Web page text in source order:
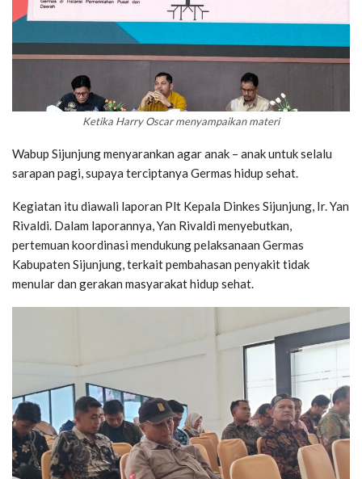
Ketika Harry Oscar menyampaikan materi
Wabup Sijunjung menyarankan agar anak – anak untuk selalu
sarapan pagi, supaya terciptanya Germas hidup sehat.
Kegiatan itu diawali laporan Plt Kepala Dinkes Sijunjung, Ir. Yan
Rivaldi. Dalam laporannya, Yan Rivaldi menyebutkan,
pertemuan koordinasi mendukung pelaksanaan Germas
Kabupaten Sijunjung, terkait pembahasan penyakit tidak
menular dan gerakan masyarakat hidup sehat.